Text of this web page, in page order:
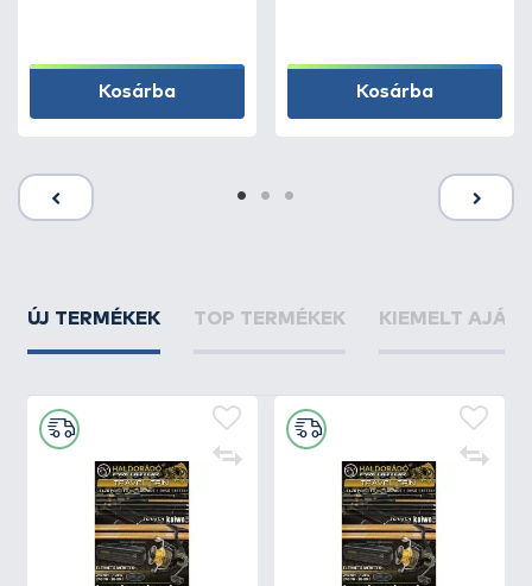
Kosárba Kosárba
ÚJ TERMÉKEK TOP TERMÉKEK KIEMELT